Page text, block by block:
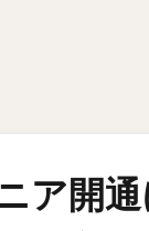
ア開